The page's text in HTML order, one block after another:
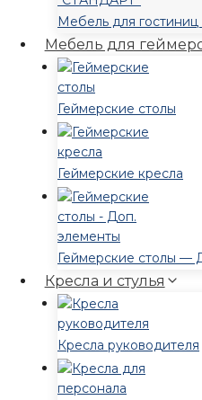
Мебель для
Мебель для
Геймерские столы
Геймерские кресла
Геймерские столы —
Кресла и стулья
Кресла руководителя